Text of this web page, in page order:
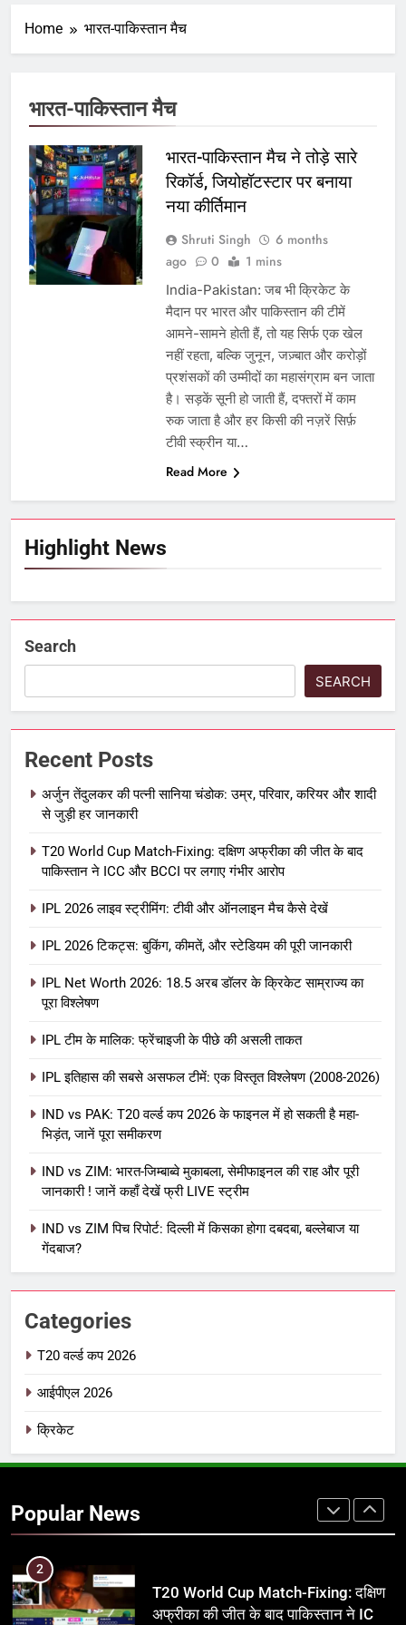
Home भारत-पाकिस्तान मैच
Highlight News
भारत-पाकिस्तान मैच
भारत-पाकिस्तान मैच ने तोड़े सारे
रिकॉर्ड, जियोहॉटस्टार पर बनाया
नया कीर्तिमान
Shruti Singh
6 months
ago
0 1 mins
India-Pakistan: जब भी क्रिकेट के
मैदान पर भारत और पाकिस्तान की टीमें
आमने-सामने होती हैं, तो यह सिर्फ एक खेल
नहीं रहता, बल्कि जुनून, जज़्बात और करोड़ों
प्रशंसकों की उम्मीदों का महासंग्राम बन जाता
है। सड़कें सूनी हो जाती हैं, दफ्तरों में काम
रुक जाता है और हर किसी की नज़रें सिर्फ़
टीवी स्क्रीन या…
Read More
Search
SEARCH
Recent Posts
अर्जुन तेंदुलकर की पत्नी सानिया चंडोक: उम्र, परिवार, करियर और शादी
से जुड़ी हर जानकारी
T20 World Cup Match-Fixing: दक्षिण अफ्रीका की जीत के बाद
पाकिस्तान ने ICC और BCCI पर लगाए गंभीर आरोप
IPL 2026 लाइव स्ट्रीमिंग: टीवी और ऑनलाइन मैच कैसे देखें
IPL 2026 टिकट्स: बुकिंग, कीमतें, और स्टेडियम की पूरी जानकारी
IPL Net Worth 2026: 18.5 अरब डॉलर के क्रिकेट साम्राज्य का
पूरा विश्लेषण
IPL टीम के मालिक: फ्रेंचाइजी के पीछे की असली ताकत
IPL इतिहास की सबसे असफल टीमें: एक विस्तृत विश्लेषण (2008-2026)
IND vs PAK: T20 वर्ल्ड कप 2026 के फाइनल में हो सकती है महा-
भिड़ंत, जानें पूरा समीकरण
IND vs ZIM: भारत-जिम्बाब्वे मुकाबला, सेमीफाइनल की राह और पूरी
जानकारी ! जानें कहाँ देखें फ्री LIVE स्ट्रीम
IND vs ZIM पिच रिपोर्ट: दिल्ली में किसका होगा दबदबा, बल्लेबाज या
गेंदबाज?
Categories
T20 वर्ल्ड कप 2026
आईपीएल 2026
क्रिकेट
Popular News
IPL Net Worth 2026: 18.5 अरब डॉलर
आईपीएल 2026 क्रिकेट
IPL टीम के मालिक: फ्रेंचाइजी के पीछे की
असली ताकत
आईपीएल 2026 क्रिकेट
IPL इतिहास की सबसे असफल टीमें: एक
8
अर्जुन तेंदुलकर की पत्नी सानिया चंडोक:
उम्र, परिवार, करियर और शादी से जुड़ी हर
2
T20 World Cup Match-Fixing: दक्षिण
अफ्रीका की जीत के बाद पाकिस्तान ने ICC